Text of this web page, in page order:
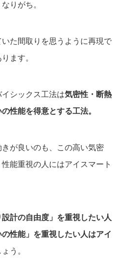
りがち。
た間取りを思うように再現で
ます。
シックス工法は気密性・断熱
性能を得意とする工法。
が良いのも、この高い気密
能重視の人にはアイスマート
設計の自由度」を重視したい人
性能」を重視したい人はアイ
う。